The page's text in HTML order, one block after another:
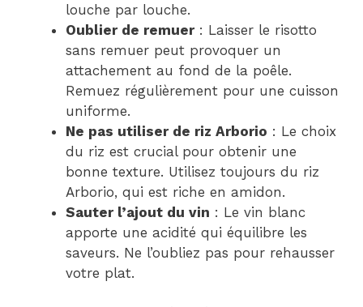
louche par louche.
Oublier de remuer: Laisser le risotto
sans remuer peut provoquer un
attachement au fond de la poêle.
Remuez régulièrement pour une cuisson
uniforme.
Ne pas utiliser de riz Arborio : Le choix
du riz est crucial pour obtenir une
bonne texture. Utilisez toujours du riz
Arborio, qui est riche en amidon.
Sauter l’ajout du vin : Le vin blanc
apporte une acidité qui équilibre les
saveurs. Ne l’oubliez pas pour rehausser
votre plat.